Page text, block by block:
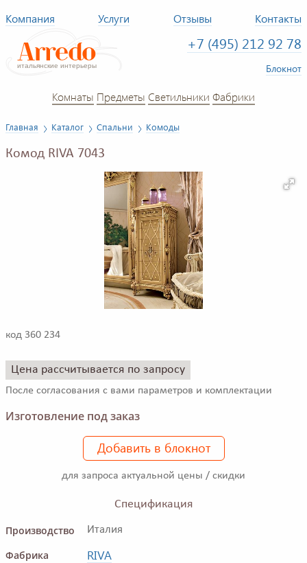
Компания Услуги Отзывы Контакты
+7 (495) 212 92 78
Блокнот
Комнаты Предметы Светильники Фабрики
Главная Каталог Спальни Комоды
Комод RIVA 7043
код 360 234
Цена рассчитывается по запросу
После согласования с вами параметров и комплектации
Изготовление под заказ
Добавить в блокнот
для запроса актуальной цены / скидки
Спецификация
Производство
Италия
Фабрика RIVA